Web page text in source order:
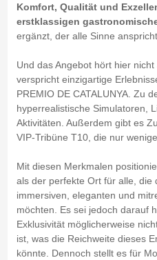
Komfort, Qualität und
erstklassigen
ergänzt, der alle Sinne
Und das Angebot hört hier
verspricht einzigartige
PREMIO DE CATALUNYA. Zu
hyperrealistische Simulatoren,
Aktivitäten. Außerdem gibt es
VIP-Tribüne T10, die nur
Mit diesen Merkmalen
als der perfekte Ort für alle, die
immersiven, eleganten und
möchten. Es sei jedoch darauf
Exklusivität möglicherweise
ist, was die Reichweite dieses
könnte. Dennoch stellt es für